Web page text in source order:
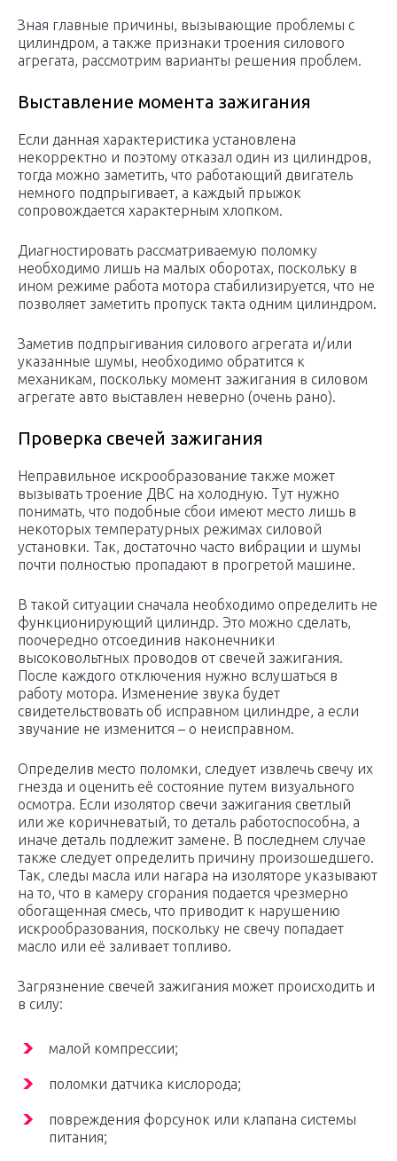
Зная главные причины, вызывающие проблемы с
цилиндром, а также признаки троения силового
агрегата, рассмотрим варианты решения проблем.
Выставление момента зажигания
Если данная характеристика установлена
некорректно и поэтому отказал один из цилиндров,
тогда можно заметить, что работающий двигатель
немного подпрыгивает, а каждый прыжок
сопровождается характерным хлопком.
Диагностировать рассматриваемую поломку
необходимо лишь на малых оборотах, поскольку в
ином режиме работа мотора стабилизируется, что не
позволяет заметить пропуск такта одним цилиндром.
Заметив подпрыгивания силового агрегата и/или
указанные шумы, необходимо обратится к
механикам, поскольку момент зажигания в силовом
агрегате авто выставлен неверно (очень рано).
Проверка свечей зажигания
Неправильное искрообразование также может
вызывать троение ДВС на холодную. Тут нужно
понимать, что подобные сбои имеют место лишь в
некоторых температурных режимах силовой
установки. Так, достаточно часто вибрации и шумы
почти полностью пропадают в прогретой машине.
В такой ситуации сначала необходимо определить не
функционирующий цилиндр. Это можно сделать,
поочередно отсоединив наконечники
высоковольтных проводов от свечей зажигания.
После каждого отключения нужно вслушаться в
работу мотора. Изменение звука будет
свидетельствовать об исправном цилиндре, а если
звучание не изменится – о неисправном.
Определив место поломки, следует извлечь свечу их
гнезда и оценить её состояние путем визуального
осмотра. Если изолятор свечи зажигания светлый
или же коричневатый, то деталь работоспособна, а
иначе деталь подлежит замене. В последнем случае
также следует определить причину произошедшего.
Так, следы масла или нагара на изоляторе указывают
на то, что в камеру сгорания подается чрезмерно
обогащенная смесь, что приводит к нарушению
искрообразования, поскольку не свечу попадает
масло или её заливает топливо.
Загрязнение свечей зажигания может происходить и
в силу:
малой компрессии;
поломки датчика кислорода;
повреждения форсунок или клапана системы
питания;